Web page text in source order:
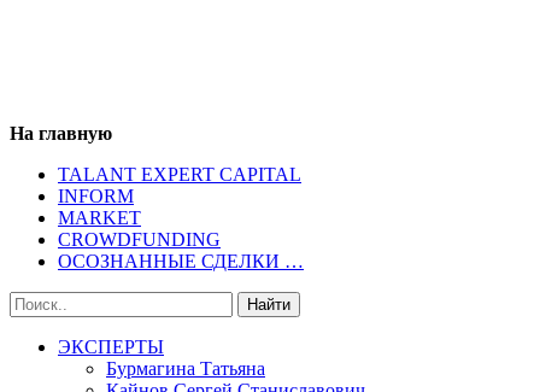
На главную
TALANT EXPERT CAPITAL
INFORM
MARKET
CROWDFUNDING
ОСОЗНАННЫЕ СДЕЛКИ …
ЭКСПЕРТЫ
Бурмагина Татьяна